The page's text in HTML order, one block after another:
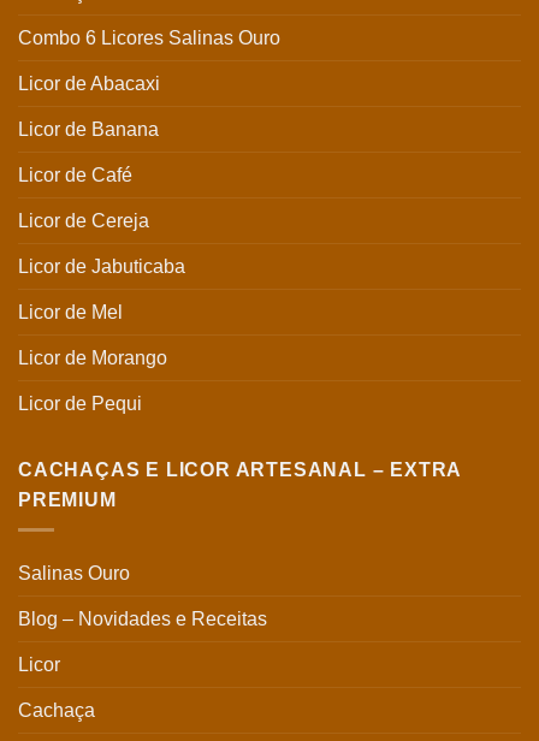
Combo 6 Licores Salinas Ouro
Licor de Abacaxi
Licor de Banana
Licor de Café
Licor de Cereja
Licor de Jabuticaba
Licor de Mel
Licor de Morango
Licor de Pequi
CACHAÇAS E LICOR ARTESANAL – EXTRA
PREMIUM
Salinas Ouro
Blog – Novidades e Receitas
Licor
Cachaça